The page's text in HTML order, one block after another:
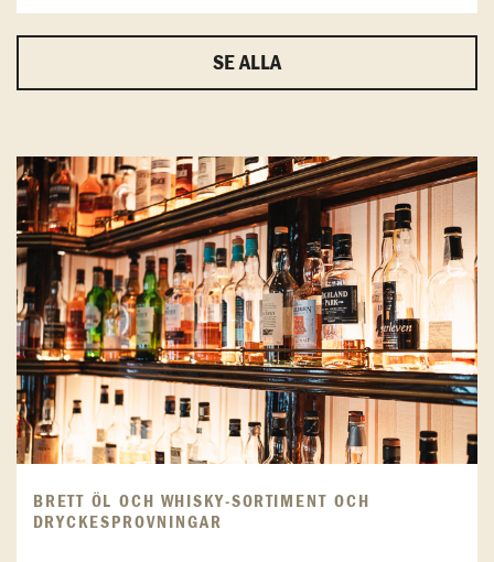
SE ALLA
BRETT ÖL OCH WHISKY-SORTIMENT OCH
DRYCKESPROVNINGAR